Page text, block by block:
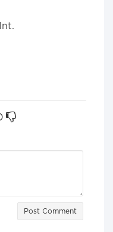
Post Comment